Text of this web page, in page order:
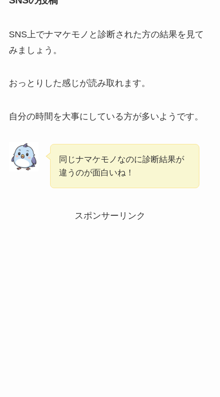
SNS上でナマケモノと診断された方の結果を見て
みましょう。
おっとりした感じが読み取れます。
自分の時間を大事にしている方が多いようです。
同じナマケモノなのに診断結果が
違うのが面白いね！
スポンサーリンク